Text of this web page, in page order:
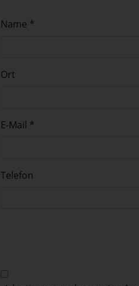
Name *
Ort
E-Mail *
Telefon